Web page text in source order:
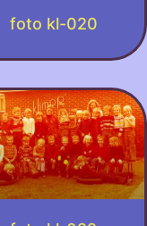
foto kl-020